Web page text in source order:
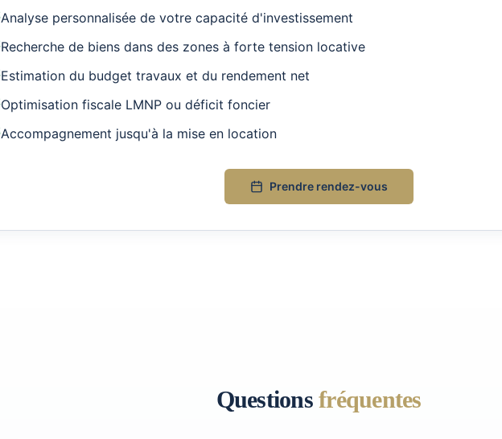
Analyse personnalisée de votre capacité d'investissement
Recherche de biens dans des zones à forte tension locative
Estimation du budget travaux et du rendement net
Optimisation fiscale LMNP ou déficit foncier
Accompagnement jusqu'à la mise en location
Prendre rendez-vous
Questions fréquentes